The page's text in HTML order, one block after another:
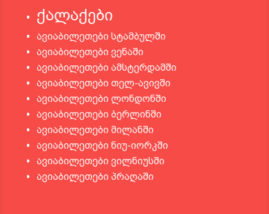
ქალაქები
ავიაბილეთები სტამბულში
ავიაბილეთები ვენაში
ავიაბილეთები ამსტერდამში
ავიაბილეთები თელ-ავივში
ავიაბილეთები ლონდონში
ავიაბილეთები ბერლინში
ავიაბილეთები მილანში
ავიაბილეთები ნიუ-იორკში
ავიაბილეთები ვილნიუსში
ავიაბილეთები პრაღაში